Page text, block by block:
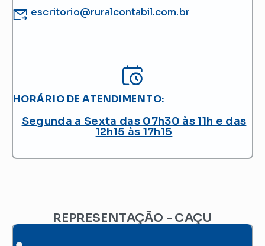
escritorio@ruralcontabil.com.br
HORÁRIO DE ATENDIMENTO:
Segunda a Sexta das 07h30 às 11h e das
12h15 às 17h15
REPRESENTAÇÃO - CAÇU